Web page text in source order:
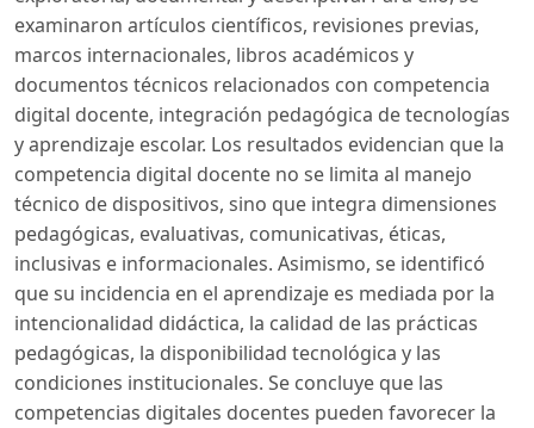
examinaron artículos científicos, revisiones previas,
marcos internacionales, libros académicos y
documentos técnicos relacionados con competencia
digital docente, integración pedagógica de tecnologías
y aprendizaje escolar. Los resultados evidencian que la
competencia digital docente no se limita al manejo
técnico de dispositivos, sino que integra dimensiones
pedagógicas, evaluativas, comunicativas, éticas,
inclusivas e informacionales. Asimismo, se identificó
que su incidencia en el aprendizaje es mediada por la
intencionalidad didáctica, la calidad de las prácticas
pedagógicas, la disponibilidad tecnológica y las
condiciones institucionales. Se concluye que las
competencias digitales docentes pueden favorecer la